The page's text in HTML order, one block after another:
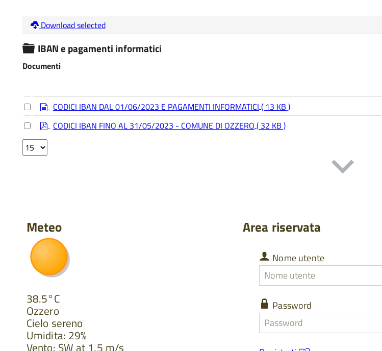
Download selected
Cartella
IBAN e pagamenti informatici
Documenti
Select
an
item
o
CODICI IBAN DAL 01/06/2023 E PAGAMENTI INFORMATICI ( 13 KB )
Select
an
item
d
CODICI IBAN FINO AL 31/05/2023 - COMUNE DI OZZERO ( 32 KB )
Select
the
Meteo
38.5°C
Ozzero
Cielo sereno
Umidita: 29%
Vento: SW at 1.5 m/s
Area riservata
Nome
utente
Nome utente
Password
Password